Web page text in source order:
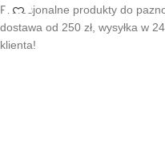
Profesjonalne produkty do
dostawa od 250 zł, wysyłka w
klienta!